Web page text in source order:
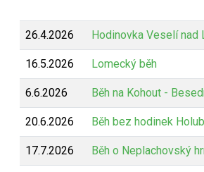
26.4.2026 Hodinovka Veselí nad
16.5.2026 Lomecký běh
6.6.2026 Běh na Kohout -
20.6.2026 Běh bez hodinek
17.7.2026 Běh o Neplachovský